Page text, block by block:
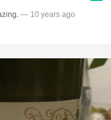
— 10 years ago